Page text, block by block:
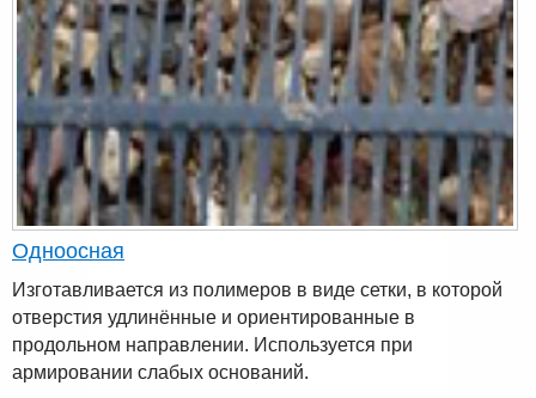
Одноосная
Изготавливается из полимеров в виде сетки, в которой
отверстия удлинённые и ориентированные в
продольном направлении. Используется при
армировании слабых оснований.